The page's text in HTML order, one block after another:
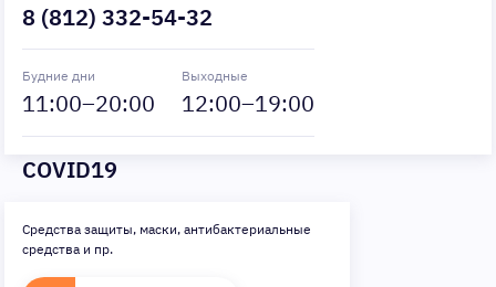
8 (812) 332-54-32
Будние дни
11:00–20:00
Выходные
12:00–19:00
COVID19
Средства защиты, маски, антибактериальные
средства и пр.